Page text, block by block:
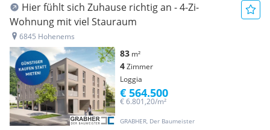
Hier fühlt sich Zuhause richtig an - 4-Zi-
Wohnung mit viel Stauraum
6845 Hohenems
83 m²
4Zimmer
Loggia
GRABHER, Der Baumeister
€ 6.801,20/m²
€ 564.500